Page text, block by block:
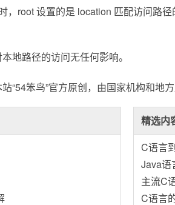
，root 设置的是 location 匹配访问路
地路径的访问无任何影响。
“54笨鸟”官方原创，由国家机构和地
精选内
C语言
Java语
主流C
C语言